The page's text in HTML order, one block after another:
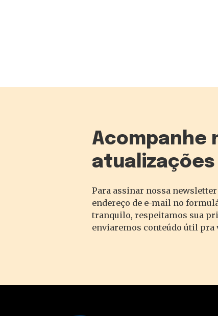
Acompanhe
atualizações
Para assinar nossa
endereço de e-mail no
tranquilo, respeitamos sua
enviaremos conteúdo útil pra